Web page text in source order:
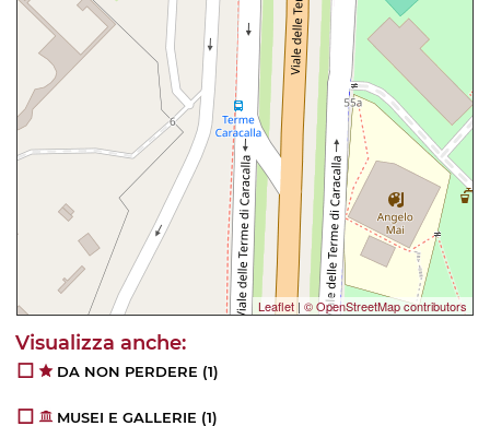
Leaflet | © OpenStreetMap contributors
DA NON PERDERE (1)
MUSEI E GALLERIE (1)